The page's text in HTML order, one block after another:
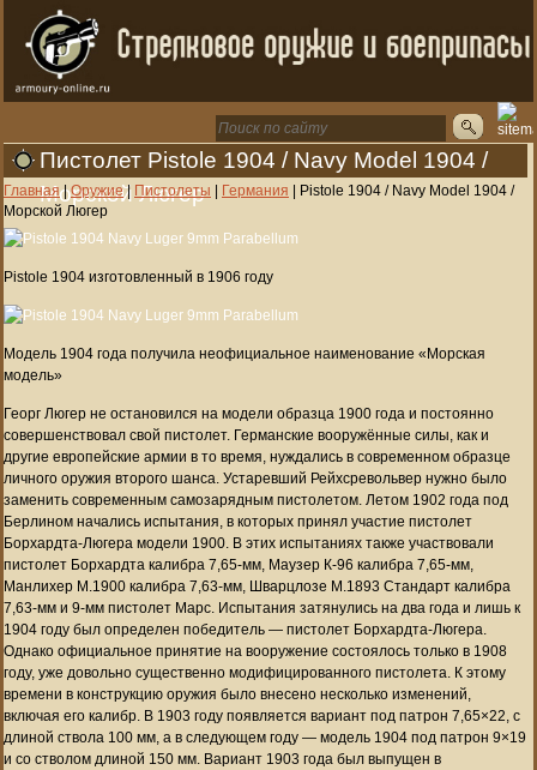
Пистолет Pistole 1904 / Navy Model 1904 /
Морской Люгер
Главная|Оружие| Пистолеты | Германия | Pistole 1904 / Navy Model 1904 /
Морской Люгер
Pistole 1904 изготовленный в 1906 году
Модель 1904 года получила неофициальное наименование «Морская
модель»
Георг Люгер не остановился на модели образца 1900 года и постоянно
совершенствовал свой пистолет. Германские вооружённые силы, как и
другие европейские армии в то время, нуждались в современном образце
личного оружия второго шанса. Устаревший Рейхсревольвер нужно было
заменить современным самозарядным пистолетом. Летом 1902 года под
Берлином начались испытания, в которых принял участие пистолет
Борхардта-Люгера модели 1900. В этих испытаниях также участвовали
пистолет Борхардта калибра 7,65-мм, Маузер К-96 калибра 7,65-мм,
Манлихер М.1900 калибра 7,63-мм, Шварцлозе М.1893 Стандарт калибра
7,63-мм и 9-мм пистолет Марс. Испытания затянулись на два года и лишь к
1904 году был определен победитель — пистолет Борхардта-Люгера.
Однако официальное принятие на вооружение состоялось только в 1908
году, уже довольно существенно модифицированного пистолета. К этому
времени в конструкцию оружия было внесено несколько изменений,
включая его калибр. В 1903 году появляется вариант под патрон 7,65×22, с
длиной ствола 100 мм, а в следующем году — модель 1904 под патрон 9×19
и со стволом длиной 150 мм. Вариант 1903 года был выпущен в